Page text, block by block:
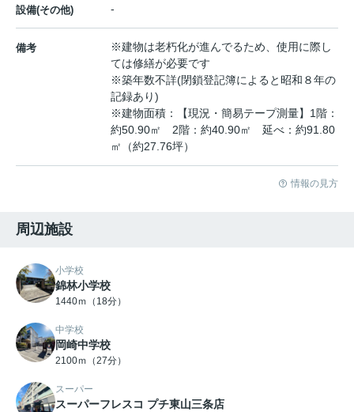
設備(その他) -
備考
※建物は老朽化が進んでるため、使用に際し
ては修繕が必要です
※築年数不詳(閉鎖登記簿によると昭和８年の
記録あり)
※建物面積：【現況・簡易テープ測量】1階：
約50.90㎡ 2階：約40.90㎡ 延べ：約91.80
㎡（約27.76坪）
情報の見方
周辺施設
小学校
錦林小学校
1440ｍ（18分）
中学校
岡崎中学校
2100ｍ（27分）
スーパー
スーパーフレスコ プチ東山三条店